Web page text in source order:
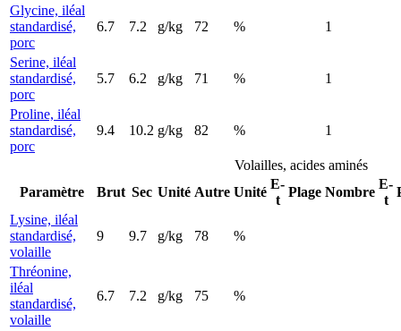
Glycine, iléal
standardisé,
porc
6.7 7.2 g/kg 72 % 1
Serine, iléal
standardisé,
porc
5.7 6.2 g/kg 71 % 1
Proline, iléal
standardisé,
porc
9.4 10.2 g/kg 82 % 1
Volailles, acides aminés
Paramètre
Brut Sec Unité Autre Unité
E-
t
Plage Nombre
E-
t
Lysine, iléal
standardisé,
volaille
9 9.7 g/kg 78 %
Thréonine,
iléal
standardisé,
volaille
6.7 7.2 g/kg 75 %